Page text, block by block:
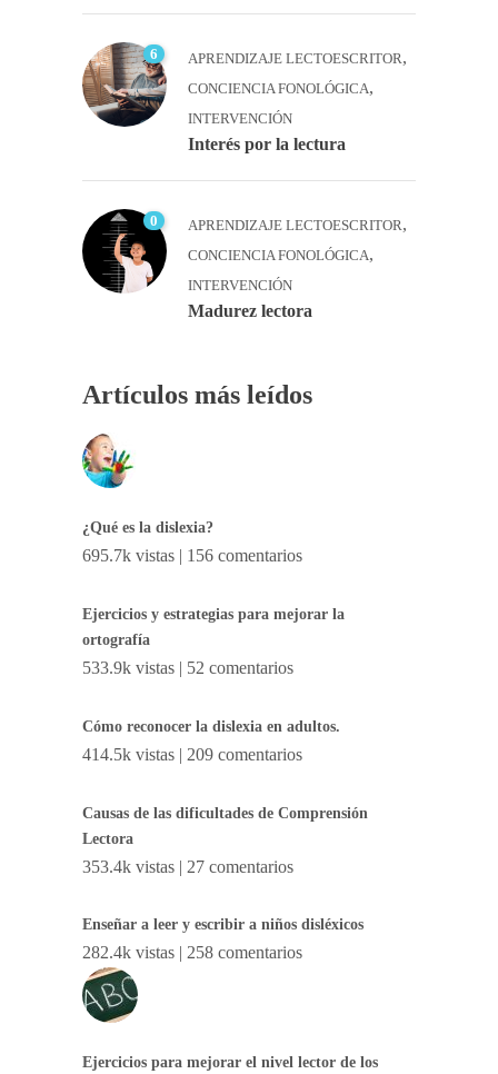
6 APRENDIZAJE LECTOESCRITOR,
CONCIENCIA FONOLÓGICA,
INTERVENCIÓN
Interés por la lectura
0 APRENDIZAJE LECTOESCRITOR,
CONCIENCIA FONOLÓGICA,
INTERVENCIÓN
Madurez lectora
Artículos más leídos
¿Qué es la dislexia?
695.7k vistas | 156 comentarios
Ejercicios y estrategias para mejorar la
ortografía
533.9k vistas | 52 comentarios
Cómo reconocer la dislexia en adultos.
414.5k vistas | 209 comentarios
Causas de las dificultades de Comprensión
Lectora
353.4k vistas | 27 comentarios
Enseñar a leer y escribir a niños disléxicos
282.4k vistas | 258 comentarios
Ejercicios para mejorar el nivel lector de los